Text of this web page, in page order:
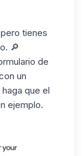
tienes
🔎
de
un
que el
ejemplo.